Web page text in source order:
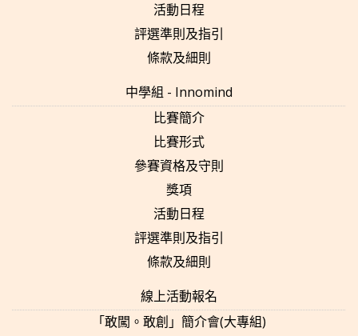
活動日程
評選準則及指引
條款及細則
中學組 - Innomind
比賽簡介
比賽形式
參賽資格及守則
獎項
活動日程
評選準則及指引
條款及細則
線上活動報名
「敢闖。敢創」簡介會(大專組)